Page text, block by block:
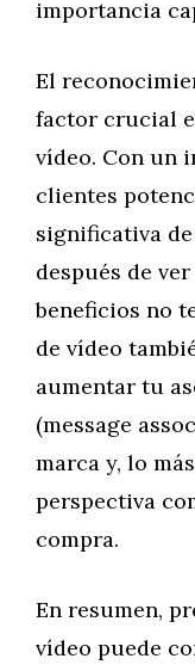
importancia
El
factor crucial
vídeo. Con un
clientes
significativa
después de
beneficios no
de vídeo
aumentar tu
(message
marca y, lo
perspectiva
compra.
En resumen,
vídeo puede